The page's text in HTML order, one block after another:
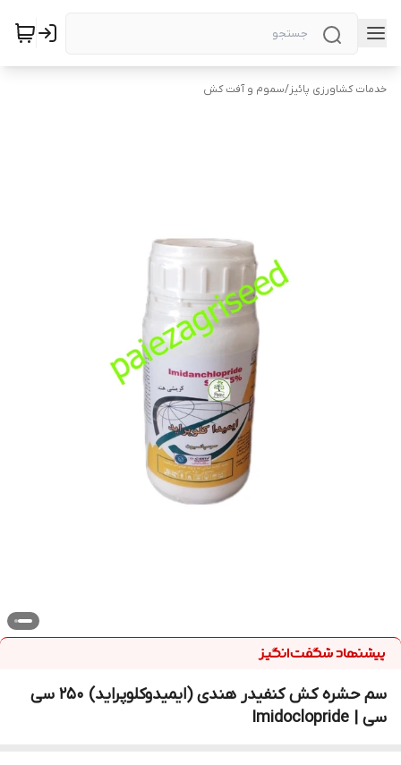
خدمات کشاورزی پائیز/سموم و آفت کش
سم حشره کش کنفیدر هندی (ایمیدوکلوپراید) 250 سی
سی | Imidoclopride